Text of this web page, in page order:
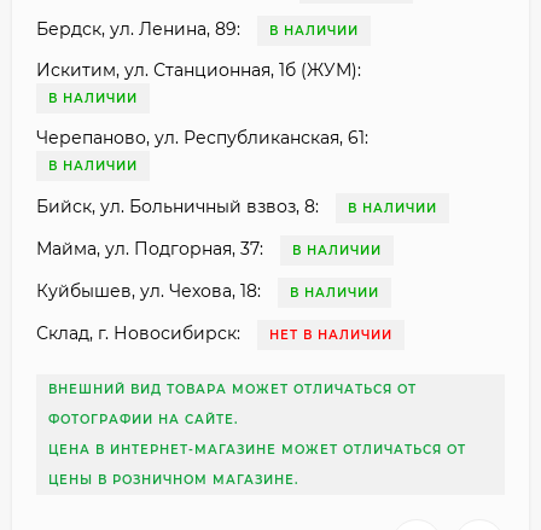
Бердск, ул. Ленина, 89: В НАЛИЧИИ
Искитим, ул. Станционная, 1б (ЖУМ):
В НАЛИЧИИ
Черепаново, ул. Республиканская, 61:
В НАЛИЧИИ
Бийск, ул. Больничный взвоз, 8: В НАЛИЧИИ
Майма, ул. Подгорная, 37: В НАЛИЧИИ
Куйбышев, ул. Чехова, 18: В НАЛИЧИИ
Склад, г. Новосибирск: НЕТ В НАЛИЧИИ
ВНЕШНИЙ ВИД ТОВАРА МОЖЕТ ОТЛИЧАТЬСЯ ОТ
ФОТОГРАФИИ НА САЙТЕ.
ЦЕНА В ИНТЕРНЕТ-МАГАЗИНЕ МОЖЕТ ОТЛИЧАТЬСЯ ОТ
ЦЕНЫ В РОЗНИЧНОМ МАГАЗИНЕ.